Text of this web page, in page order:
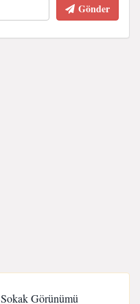
Gönder
Sokak Görünümü